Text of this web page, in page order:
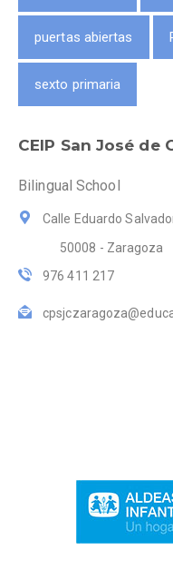
puertas abiertas
sexto primaria
CEIP San José de
Bilingual School
Calle Eduardo
50008 - Zaragoza
976 411 217